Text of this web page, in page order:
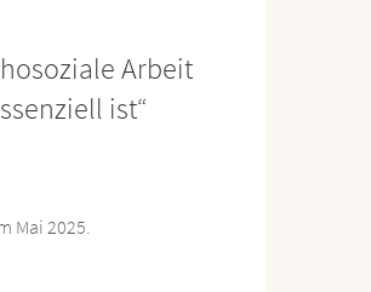
Arbeit
ist“
Mai 2025.